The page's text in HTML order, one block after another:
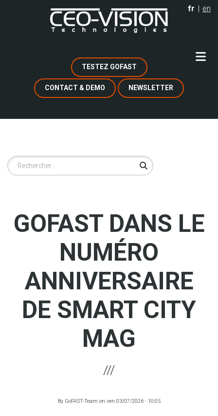
fr en
TESTEZ GOFAST
CONTACT & DEMO NEWSLETTER
Rechercher
GOFAST DANS LE
NUMÉRO
ANNIVERSAIRE
DE SMART CITY
MAG
By GoFAST-Team on ven 03/07/2026 - 10:05